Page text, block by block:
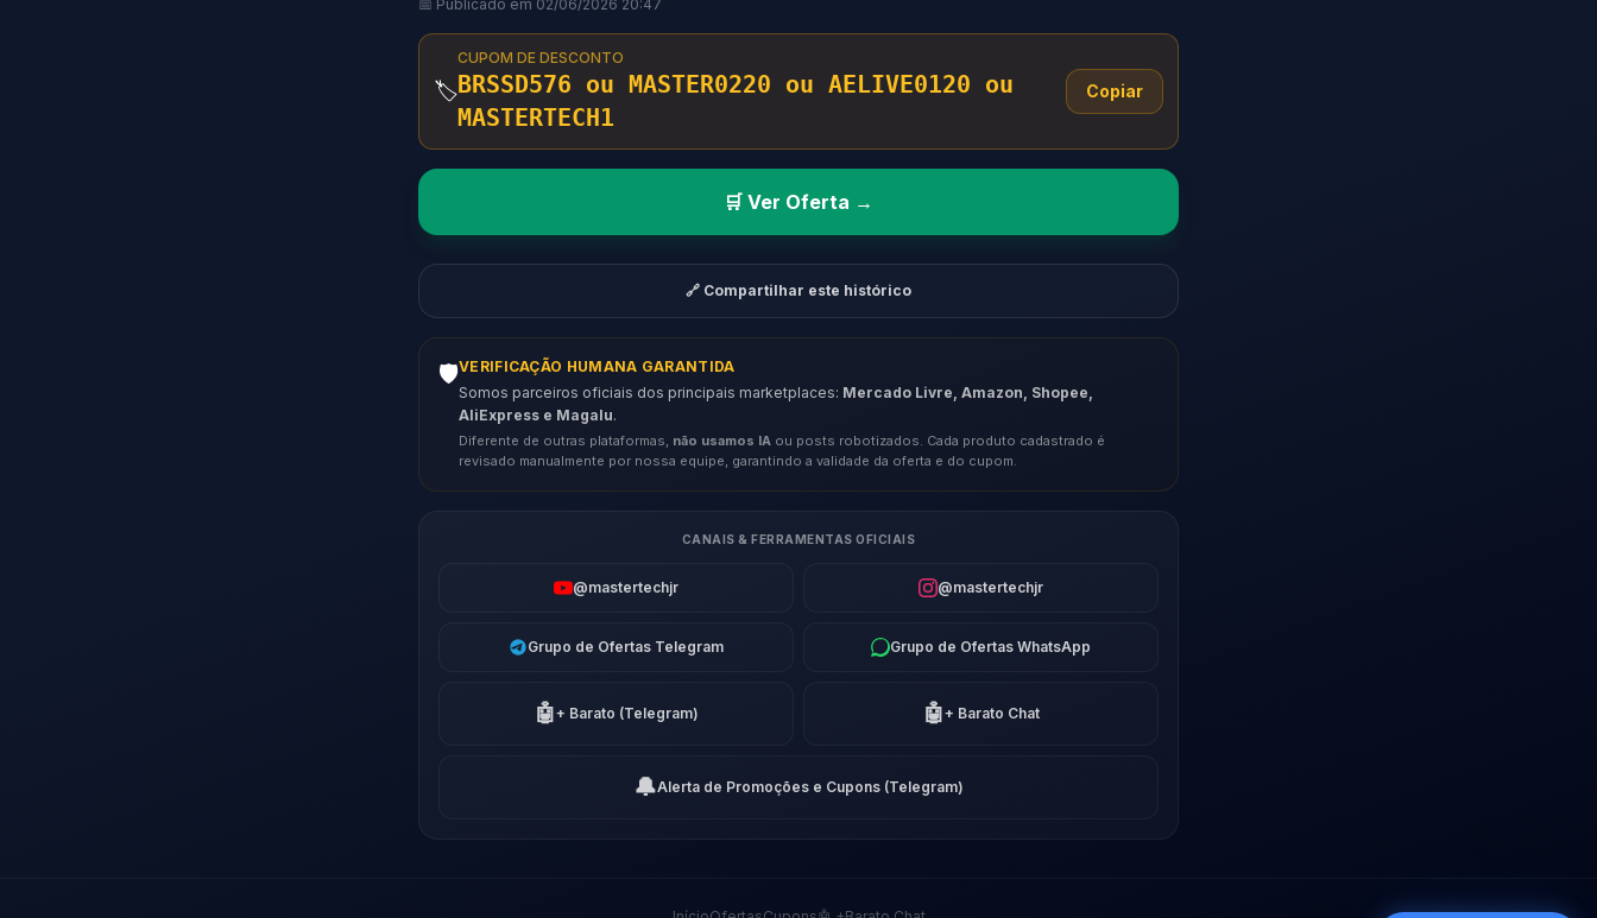
📅 Publicado em 02/06/2026 20:47
🏷️
CUPOM DE DESCONTO
BRSSD576 ou MASTER0220 ou AELIVE0120 ou
MASTERTECH1
Copiar
🛒 Ver Oferta →
🔗 Compartilhar este histórico
🛡️VERIFICAÇÃO HUMANA GARANTIDA
Somos parceiros oficiais dos principais marketplaces: Mercado Livre, Amazon, Shopee,
AliExpress e Magalu.
Diferente de outras plataformas, não usamos IA ou posts robotizados. Cada produto cadastrado é
revisado manualmente por nossa equipe, garantindo a validade da oferta e do cupom.
CANAIS & FERRAMENTAS OFICIAIS
@mastertechjr @mastertechjr
Grupo de Ofertas Telegram Grupo de Ofertas WhatsApp
🤖+ Barato (Telegram) 🤖+ Barato Chat
🔔Alerta de Promoções e Cupons (Telegram)